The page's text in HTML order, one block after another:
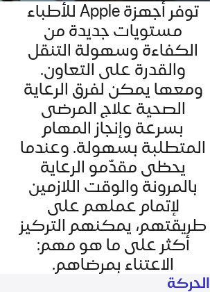
توفر أجهزة Apple للأطباء
مستويات جديدة من
الكفاءة وسهولة التنقل
والقدرة على التعاون.
ومعها يمكن لفرق الرعاية
الصحية علاج المرضى
بسرعة وإنجاز المهام
المتطلبة بسهولة. وعندما
يحظى مقدّمو الرعاية
بالمرونة والوقت اللازمين
لإتمام عملهم على
طريقتهم، يمكنهم التركيز
أكثر على ما هو مهم:
الاعتناء بمرضاهم.
الحركة